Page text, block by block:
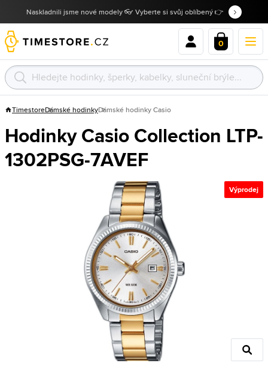
Naskladnili jsme nové modely 👓 Vyberte si svůj oblíbený 👉
0
TimestoreDámské hodinkyDámské hodinky Casio
Hodinky Casio Collection LTP-
1302PSG-7AVEF
Výprodej